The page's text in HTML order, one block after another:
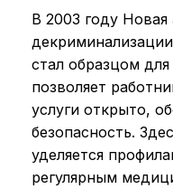
В 2003 году Новая
стал образцом
позволяет
услуги открыто,
безопасность.
уделяется
регулярным